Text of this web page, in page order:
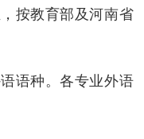
按教育部及河南省
语种。各专业外语